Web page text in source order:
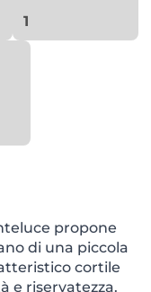
1
propone
di una piccola
cortile
e riservatezza.